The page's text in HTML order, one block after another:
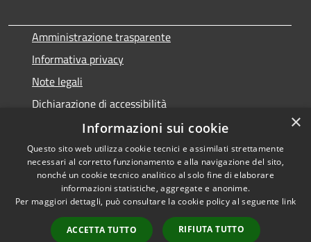
Amministrazione trasparente
Informativa privacy
Note legali
Dichiarazione di accessibilità
Accessibilità
Privacy
Copyright © 2026 • Comune di
Terralba • Powered by
Municipium•Accesso
redazione
×
Informazioni sui cookie
Questo sito web utilizza cookie tecnici e assimilati strettamente
necessari al corretto funzionamento e alla navigazione del sito,
nonché un cookie tecnico analitico al solo fine di elaborare
informazioni statistiche, aggregate e anonime.
Per maggiori dettagli, può consultare la cookie policy al seguente link
ACCETTA TUTTO RIFIUTA TUTTO